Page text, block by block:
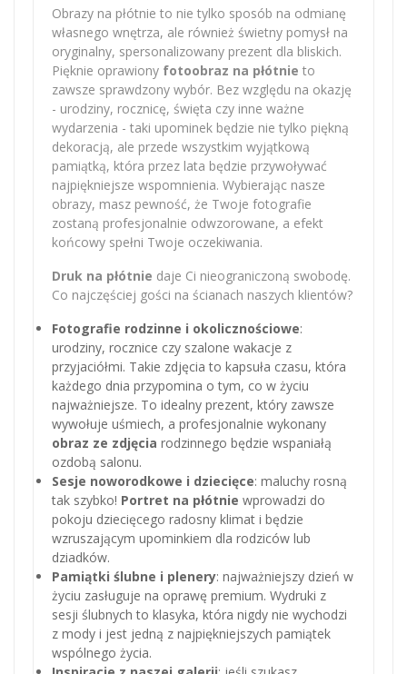
Obrazy na płótnie to nie tylko sposób na odmianę
własnego wnętrza, ale również świetny pomysł na
oryginalny, spersonalizowany prezent dla bliskich.
Pięknie oprawiony fotoobraz na płótnie to
zawsze sprawdzony wybór. Bez względu na okazję
- urodziny, rocznicę, święta czy inne ważne
wydarzenia - taki upominek będzie nie tylko piękną
dekoracją, ale przede wszystkim wyjątkową
pamiątką, która przez lata będzie przywoływać
najpiękniejsze wspomnienia. Wybierając nasze
obrazy, masz pewność, że Twoje fotografie
zostaną profesjonalnie odwzorowane, a efekt
końcowy spełni Twoje oczekiwania.
Druk na płótnie daje Ci nieograniczoną swobodę.
Co najczęściej gości na ścianach naszych klientów?
Fotografie rodzinne i okolicznościowe:
urodziny, rocznice czy szalone wakacje z
przyjaciółmi. Takie zdjęcia to kapsuła czasu, która
każdego dnia przypomina o tym, co w życiu
najważniejsze. To idealny prezent, który zawsze
wywołuje uśmiech, a profesjonalnie wykonany
obraz ze zdjęcia rodzinnego będzie wspaniałą
ozdobą salonu.
Sesje noworodkowe i dziecięce: maluchy rosną
tak szybko! Portret na płótnie wprowadzi do
pokoju dziecięcego radosny klimat i będzie
wzruszającym upominkiem dla rodziców lub
dziadków.
Pamiątki ślubne i plenery: najważniejszy dzień w
życiu zasługuje na oprawę premium. Wydruki z
sesji ślubnych to klasyka, która nigdy nie wychodzi
z mody i jest jedną z najpiękniejszych pamiątek
wspólnego życia.